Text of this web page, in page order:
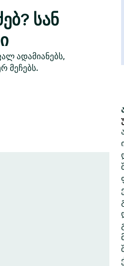
სან
ადამიანებს,
მეჩებს.